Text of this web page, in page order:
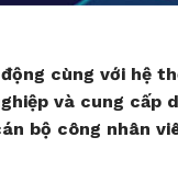
cùng với hệ
và cung
bộ công nhân